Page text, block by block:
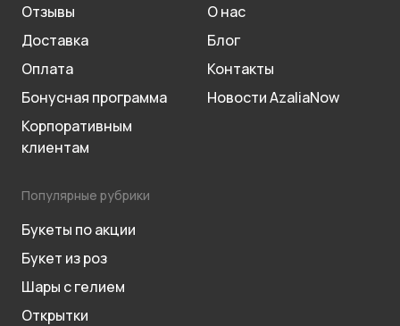
Отзывы
Доставка
Оплата
Бонусная программа
Корпоративным
клиентам
О нас
Блог
Контакты
Новости AzaliaNow
Популярные рубрики
Букеты по акции
Букет из роз
Шары с гелием
Открытки